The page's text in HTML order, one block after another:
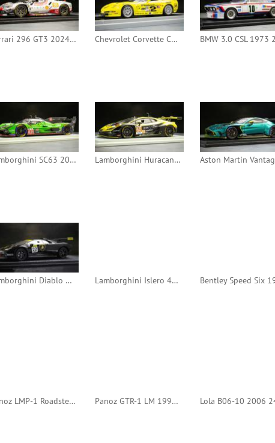
Ferrari 296 GT3 2024 24h Le Mans #55 (Looksmart) Chevrolet Corvette C5-R 2001 24h Daytona #2 (IXO)
Lamborghini SC63 2024 24h Le Mans #63 (Spark) Lamborghini Huracan GT3 Evo2 2024 24h Le Mans #60 (Spark)
Lamborghini Diablo GT-R 2000 Monza #22 (IXO) Lamborghini Islero 400 GT 1975 24h Le Mans #34 (Edicola)
Panoz LMP-1 Roadster S 1999 24h Le Mans #12 (Minichamps) Panoz GTR-1 LM 1997 24h Le Mans #55 (Minichamps)